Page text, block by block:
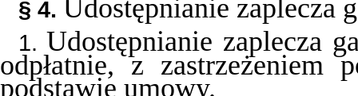
§ 4. Udostępnianie zaplecza
1. Udostępnianie zaplecza
odpłatnie, z zastrzeżeniem
podstawie umowy.